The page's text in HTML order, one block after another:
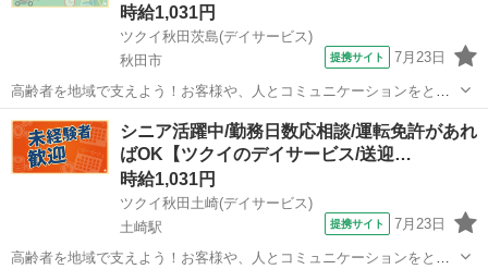
時給1,031円
ツクイ秋田茨島(デイサービス)
秋田市
提携サイト 7月23日
高齢者を地域で支えよう！お客様や、人とコミュニケーションをとる
のが大好きな方大歓迎♪ ★☆ 働きやすいメリット多数 ★☆ ＼＼サー
ビス・職種の魅力／／ 送迎業務を通して、お客様から感謝の言葉を直
接いただけたり、信頼関係を...
秋田 秋田市 その他
シニア活躍中/勤務日数応相談/運転免許があれ
ばOK【ツクイのデイサービス/送迎…
時給1,031円
ツクイ秋田土崎(デイサービス)
土崎駅
提携サイト 7月23日
高齢者を地域で支えよう！お客様や、人とコミュニケーションをとる